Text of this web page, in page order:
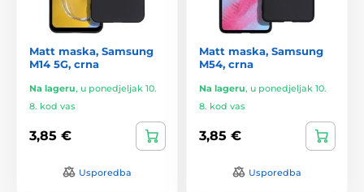
Matt maska, Samsung
M14 5G, crna
Na lageru, u ponedjeljak 10.
8. kod vas
3,85 €
Usporedba
Matt maska, Samsung
M54, crna
Na lageru, u ponedjeljak 10.
8. kod vas
3,85 €
Usporedba